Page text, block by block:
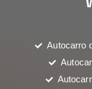
Autocarro